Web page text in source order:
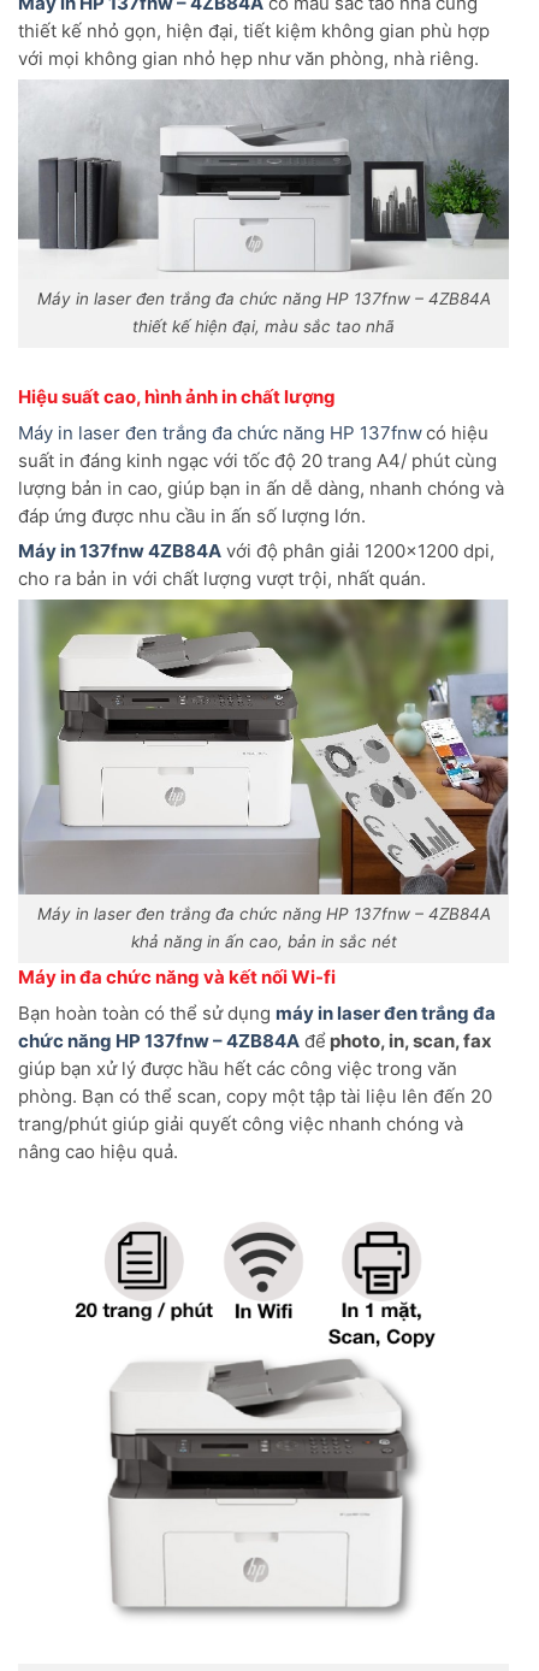
thiết kế nhỏ gọn, hiện đại, tiết kiệm không gian phù hợp
với mọi không gian nhỏ hẹp như văn phòng, nhà riêng.
Máy in laser đen trắng đa chức năng HP 137fnw – 4ZB84A
thiết kế hiện đại, màu sắc tao nhã
Hiệu suất cao, hình ảnh in chất lượng
Máy in laser đen trắng đa chức năng HP 137fnwcó hiệu
suất in đáng kinh ngạc với tốc độ 20 trang A4/ phút cùng
lượng bản in cao, giúp bạn in ấn dễ dàng, nhanh chóng và
đáp ứng được nhu cầu in ấn số lượng lớn.
Máy in 137fnw 4ZB84A với độ phân giải 1200×1200 dpi,
cho ra bản in với chất lượng vượt trội, nhất quán.
Máy in laser đen trắng đa chức năng HP 137fnw – 4ZB84A
khả năng in ấn cao, bản in sắc nét
Máy in đa chức năng và kết nối Wi-fi
Bạn hoàn toàn có thể sử dụng máy in laser đen trắng đa
chức năng HP 137fnw – 4ZB84A để photo, in, scan, fax
giúp bạn xử lý được hầu hết các công việc trong văn
phòng. Bạn có thể scan, copy một tập tài liệu lên đến 20
trang/phút giúp giải quyết công việc nhanh chóng và
nâng cao hiệu quả.